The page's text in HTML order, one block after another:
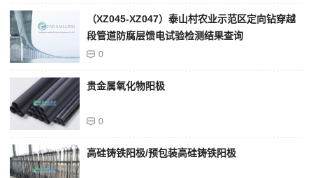
（XZ045-XZ047）泰山村农业示范区定向钻穿越
段管道防腐层馈电试验检测结果查询
0
贵金属氧化物阳极
0
高硅铸铁阳极/预包装高硅铸铁阳极